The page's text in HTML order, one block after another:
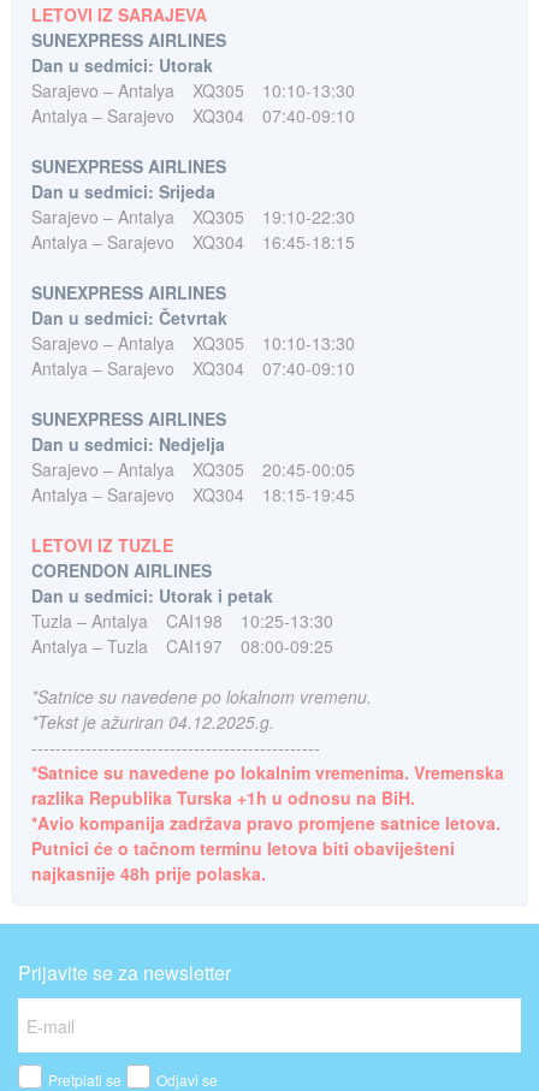
LETOVI IZ SARAJEVA
SUNEXPRESS AIRLINES
Dan u sedmici: Utorak
Sarajevo – Antalya
XQ305
10:10-13:30
Antalya – Sarajevo
XQ304 07:40-09:10
SUNEXPRESS AIRLINES
Dan u sedmici: Srijeda
Sarajevo – Antalya
XQ305
19:10-22:30
Antalya – Sarajevo
XQ304 16:45-18:15
SUNEXPRESS AIRLINES
Dan u sedmici: Četvrtak
Sarajevo – Antalya
XQ305
10:10-13:30
Antalya – Sarajevo
XQ304 07:40-09:10
SUNEXPRESS AIRLINES
Dan u sedmici: Nedjelja
Sarajevo – Antalya
XQ305
20:45-00:05
Antalya – Sarajevo
XQ304 18:15-19:45
LETOVI IZ TUZLE
CORENDON AIRLINES
Dan u sedmici: Utorak i petak
Tuzla – Antalya
CAI198
10:25-13:30
Antalya – Tuzla
CAI197 08:00-09:25
*Satnice su navedene po lokalnom vremenu.
*Tekst je ažuriran 04.12.2025.g.
------------------------------------------------
*Satnice su navedene po lokalnim vremenima. Vremenska
razlika Republika Turska +1h u odnosu na BiH.
*Avio kompanija zadržava pravo promjene satnice letova.
Putnici će o tačnom terminu letova biti obaviješteni
najkasnije 48h prije polaska.
Prijavite se za newsletter
Pretplati se Odjavi se